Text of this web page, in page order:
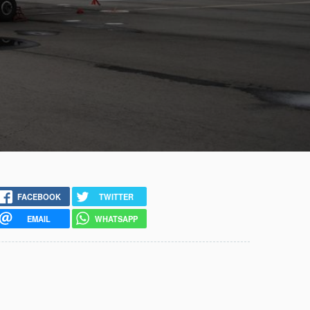
FACEBOOK
TWITTER
EMAIL
WHATSAPP